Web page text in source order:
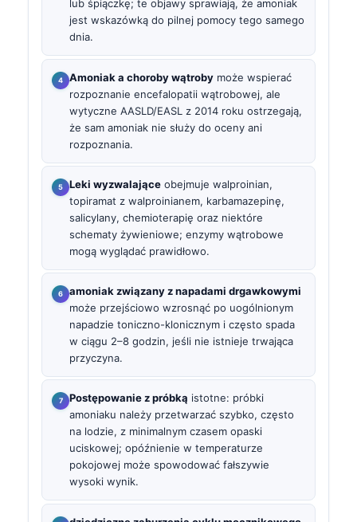
lub śpiączkę; te objawy sprawiają, że amoniak
jest wskazówką do pilnej pomocy tego samego
dnia.
Amoniak a choroby wątroby może wspierać
rozpoznanie encefalopatii wątrobowej, ale
wytyczne AASLD/EASL z 2014 roku ostrzegają,
że sam amoniak nie służy do oceny ani
rozpoznania.
Leki wyzwalające obejmuje walproinian,
topiramat z walproinianem, karbamazepinę,
salicylany, chemioterapię oraz niektóre
schematy żywieniowe; enzymy wątrobowe
mogą wyglądać prawidłowo.
amoniak związany z napadami drgawkowymi
może przejściowo wzrosnąć po uogólnionym
napadzie toniczno-klonicznym i często spada
w ciągu 2–8 godzin, jeśli nie istnieje trwająca
przyczyna.
Postępowanie z próbką istotne: próbki
amoniaku należy przetwarzać szybko, często
na lodzie, z minimalnym czasem opaski
uciskowej; opóźnienie w temperaturze
pokojowej może spowodować fałszywie
wysoki wynik.